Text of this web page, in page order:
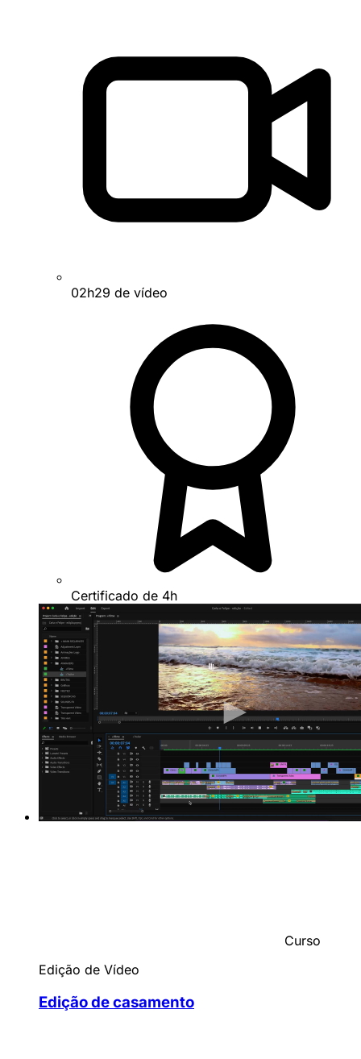
02h29 de vídeo
Certificado de 4h
Curso
Edição de Vídeo
Edição de casamento